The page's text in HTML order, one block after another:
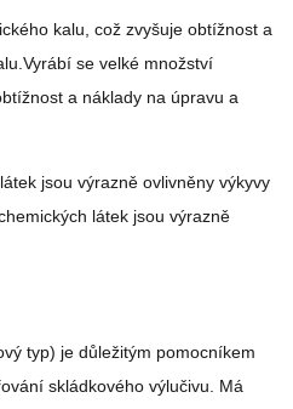
kalu, což zvyšuje obtížnost a
se velké množství
a náklady na úpravu a
jsou výrazně ovlivněny výkyvy
látek jsou výrazně
typ) je důležitým pomocníkem
skládkového výlučivu. Má